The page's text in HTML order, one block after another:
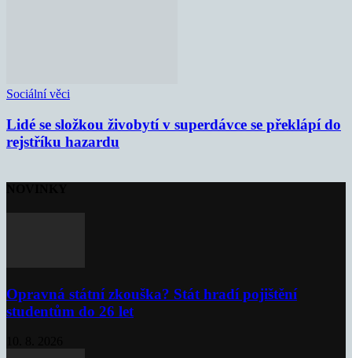
Sociální věci
Lidé se složkou živobytí v superdávce se překlápí do
rejstříku hazardu
Opravná státní zkouška? Stát hradí pojištění
studentům do 26 let